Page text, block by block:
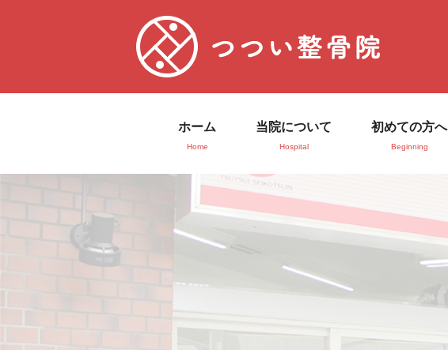
ホーム
Home
当院について
Hospital
初めての方へ
Beginning